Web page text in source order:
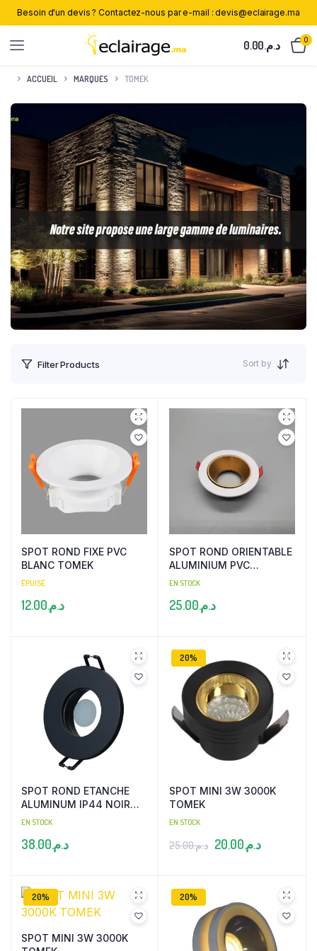
Besoin d'un devis ? Contactez-nous par e-mail : devis@eclairage.ma
د.م.0.00 0
ACCUEIL MARQUES TOMEK
Filter Products Sort by
SPOT ROND FIXE PVC
BLANC TOMEK
ÉPUISÉ
د.م.12.00
SPOT ROND ORIENTABLE
ALUMINIUM PVC
EN STOCK
د.م.25.00
SPOT ROND ETANCHE
ALUMINUM IP44 NOIR
AVEC DOUILLE TOMEK
EN STOCK
د.م.38.00
20%
SPOT MINI 3W 3000K
TOMEK
EN STOCK
د.م.25.00
Le
était :
د.م.25.00.
د.م.20.00
Le
20%
SPOT MINI 3W 3000K
20%